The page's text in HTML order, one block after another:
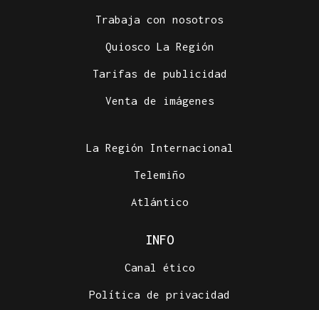
Trabaja con nosotros
Quiosco La Región
Tarifas de publicidad
Venta de imágenes
La Región Internacional
Telemiño
Atlántico
INFO
Canal ético
Política de privacidad